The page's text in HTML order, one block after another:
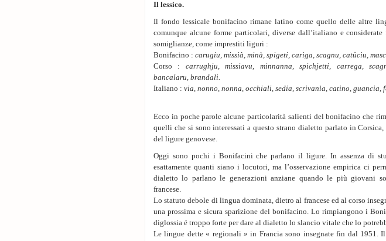
Il lessico.
Il fondo lessicale bonifacino rimane latino come quello delle altre
comunque alcune forme particolari, diverse dall’italiano e
somiglianze, come imprestiti liguri :
Bonifacino : carugiu, missià, minà, spigeti, cariga, scagnu, catüciu,
Corso : carrughju, missiavu, minnanna, spichjetti, carrega,
bancalaru, brandali.
Italiano : via, nonno, nonna, occhiali, sedia, scrivanìa, catino, guancia,
Ecco in poche parole alcune particolarità salienti del bonifacino che
quelli che si sono interessati a questo strano dialetto parlato in
del ligure genovese.
Oggi sono pochi i Bonifacini che parlano il ligure. In assenza di
esattamente quanti siano i locutori, ma l’osservazione empirica ci
dialetto lo parlano le generazioni anziane quando le più giovani
francese.
Lo statuto debole di lingua dominata, dietro al francese ed al corso
una prossima e sicura sparizione del bonifacino. Lo rimpiangono i
diglossia é troppo forte per dare al dialetto lo slancio vitale che lo
Le lingue dette « regionali » in Francia sono insegnate fin dal 1951.